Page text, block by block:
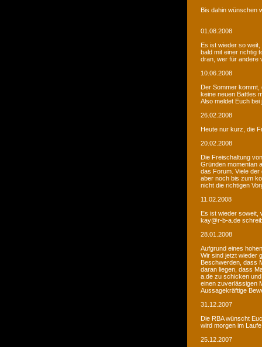
Bis dahin wünschen
01.08.2008
Es ist wieder so weit,
bald mit einer richtig
dran, wer für andere
10.06.2008
Der Sommer kommt,
keine neuen Battles
Also meldet Euch
26.02.2008
Heute nur kurz, die
20.02.2008
Die Freischaltung
Gründen momentan
das Forum. Viele
aber noch bis zum
nicht die richtigen
11.02.2008
Es ist wieder soweit,
kay@r-b-a.de
28.01.2008
Aufgrund eines
Wir sind jetzt wieder
Beschwerden, dass
daran liegen, dass
a.de zu schicken
einen zuverlässigen
Aussagekräftige
31.12.2007
Die RBA wünscht
wird morgen im
25.12.2007